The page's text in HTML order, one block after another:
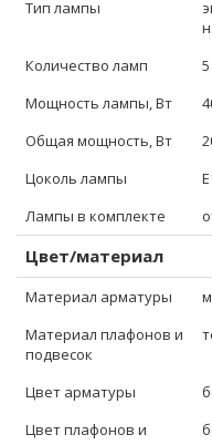
Тип лампы
Количество ламп
5
Мощность лампы, Вт
Общая мощность, Вт
Цоколь лампы
Лампы в комплекте
Цвет/материал
Материал арматуры
Материал плафонов и
подвесок
Цвет арматуры
Цвет плафонов и